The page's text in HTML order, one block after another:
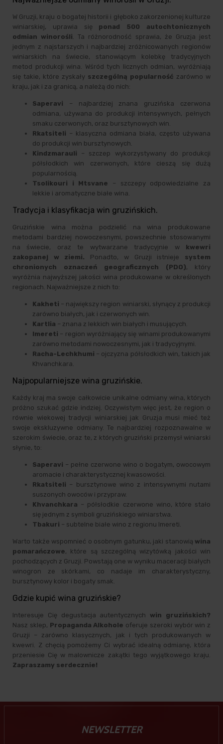
W Gruzji, kraju o bogatej historii i głęboko zakorzenionej kulturze
winiarskiej, uprawia sięponad 500 autochtonicznych
odmian winorośli. Ta różnorodność sprawia, że Gruzja jest
jednym z najstarszych i najbardziej zróżnicowanych regionów
winiarskich na świecie, stanowiącym kolebkę tradycyjnych
metod produkcji wina. Wśród tych licznych odmian, wyróżniają
się takie, które zyskały szczególną popularność zarówno w
kraju, jak i za granicą, a należą do nich:
Saperavi – najbardziej znana gruzińska czerwona
odmiana, używana do produkcji intensywnych, pełnych
smaku czerwonych, oraz bursztynowych win.
Rkatsiteli – klasyczna odmiana biała, często używana
do produkcji win bursztynowych.
Kindzmarauli – szczep wykorzystywany do produkcji
półsłodkich win czerwonych, które cieszą się dużą
popularnością.
Tsolikouri i Mtsvane – szczepy odpowiedzialne za
lekkie i aromatyczne białe wina.
Tradycja i klasyfikacja win gruzińskich.
Gruzińskie wina można podzielić na wina produkowane
metodami bardziej nowoczesnymi, powszechnie stosowanymi
na świecie, oraz te wytwarzane tradycyjnie w kwewri
zakopanej w ziemi. Ponadto, w Gruzji istnieje system
chronionych oznaczeń geograficznych (PDO), który
wyróżnia najwyższej jakości wina produkowane w określonych
regionach. Najważniejsze z nich to:
Kakheti – największy region winiarski, słynący z produkcji
zarówno białych, jak i czerwonych win.
Kartlia – znana z lekkich win białych i musujących.
Imereti – region wyróżniający się winami produkowanymi
zarówno metodami nowoczesnymi, jak i tradycyjnymi.
Racha-Lechkhumi – ojczyzna półsłodkich win, takich jak
Khvanchkara.
Najpopularniejsze wina gruzińskie.
Każdy kraj ma swoje całkowicie unikalne odmiany wina, których
próżno szukać gdzie indziej. Oczywistym więc jest, że region o
równie wiekowej tradycji winiarskiej jak Gruzja musi mieć też
swoje ekskluzywne odmiany. Te najbardziej rozpoznawalne w
szerokim świecie, oraz te, z których gruziński przemysł winiarski
słynie, to:
Saperavi – pełne czerwone wino o bogatym, owocowym
aromacie i charakterystycznej kwasowości.
Rkatsiteli – bursztynowe wino z intensywnymi nutami
suszonych owoców i przypraw.
Khvanchkara – półsłodkie czerwone wino, które stało
się jednym z symboli gruzińskiego winiarstwa.
Tbakuri – subtelne białe wino z regionu Imereti.
Warto także wspomnieć o osobnym gatunku, jaki stanowią wina
pomarańczowe, które są szczególną wizytówką jakości win
pochodzących z Gruzji. Powstają one w wyniku maceracji białych
winogron ze skórkami, co nadaje im charakterystyczny,
bursztynowy kolor i bogaty smak.
Gdzie kupić wina gruzińskie?
Interesuje Cię degustacja autentycznych win gruzińskich?
Nasz sklep, Propaganda Alkohole oferuje szeroki wybór win z
Gruzji – zarówno klasycznych, jak i tych produkowanych w
kwewri. Z chęcią pomożemy Ci wybrać idealną odmianę, która
przeniesie Cię w malownicze zakątki tego wyjątkowego kraju.
Zapraszamy serdecznie!
NEWSLETTER